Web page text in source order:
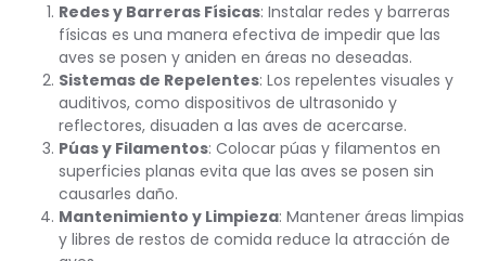
Redes y Barreras Físicas: Instalar redes y barreras
físicas es una manera efectiva de impedir que las
aves se posen y aniden en áreas no deseadas.
Sistemas de Repelentes: Los repelentes visuales y
auditivos, como dispositivos de ultrasonido y
reflectores, disuaden a las aves de acercarse.
Púas y Filamentos: Colocar púas y filamentos en
superficies planas evita que las aves se posen sin
causarles daño.
Mantenimiento y Limpieza: Mantener áreas limpias
y libres de restos de comida reduce la atracción de